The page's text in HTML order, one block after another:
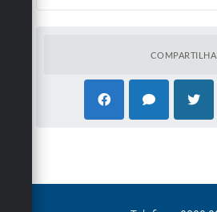
Vigência: 03/02/2027